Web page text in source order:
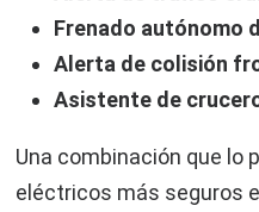
Frenado autónomo
Alerta de colisión
Asistente de
Una combinación que lo
eléctricos más seguros